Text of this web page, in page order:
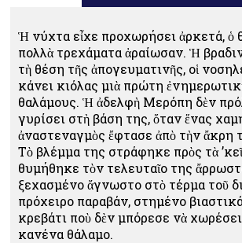
Ἡ νύχτα εἶχε προχωρήσει ἀρκετά, ὁ
πολλὰ τρεχάματα ἀραίωσαν. Ἡ
τὴ θέση τῆς ἀπογευματινῆς, οἱ
κάνει κιόλας μιὰ πρώτη
θαλάμους. Ἡ ἀδελφὴ Μερόπη δὲν
γυρίσει στὴ βάση της, ὅταν ἕνας
ἀναστεναγμὸς ἔφτασε ἀπὸ τὴν ἄκρη
Τὸ βλέμμα της στράφηκε πρὸς τὰ
θυμήθηκε τὸν τελευταῖο της
ξεχασμένο ἄγνωστο στὸ τέρμα τοῦ
πρόχειρο παραβάν, στημένο
κρεβάτι ποὺ δὲν μπόρεσε νὰ
κανένα θάλαμο.